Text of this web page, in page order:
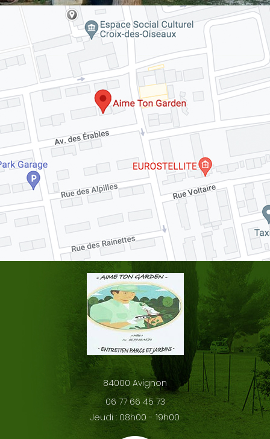
84000 Avignon
06 77 66 45 73
Jeudi : 08h00 - 19h00